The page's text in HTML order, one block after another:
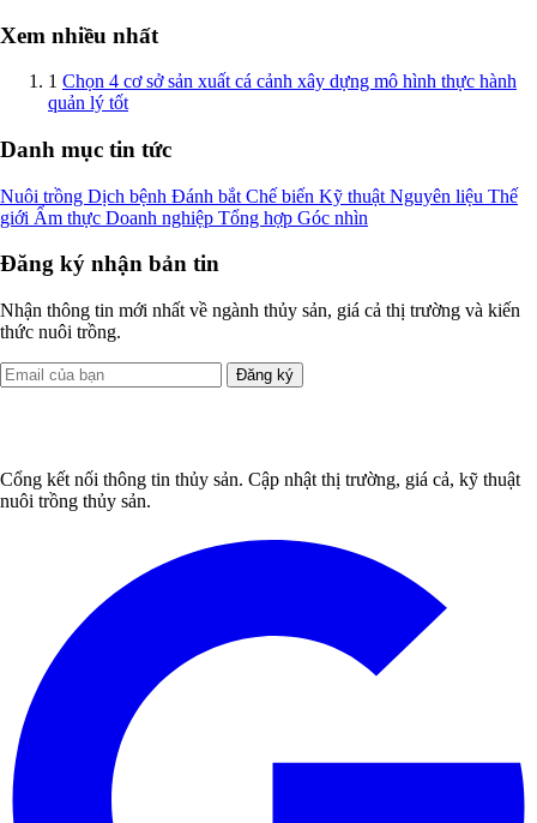
Xem nhiều nhất
1 Chọn 4 cơ sở sản xuất cá cảnh xây dựng mô hình thực hành
quản lý tốt
Danh mục tin tức
Nuôi trồng Dịch bệnh Đánh bắt Chế biến Kỹ thuật Nguyên liệu Thế
giới Ẩm thực Doanh nghiệp Tổng hợp Góc nhìn
Đăng ký nhận bản tin
Nhận thông tin mới nhất về ngành thủy sản, giá cả thị trường và kiến
thức nuôi trồng.
Đăng ký
Cổng kết nối thông tin thủy sản. Cập nhật thị trường, giá cả, kỹ thuật
nuôi trồng thủy sản.